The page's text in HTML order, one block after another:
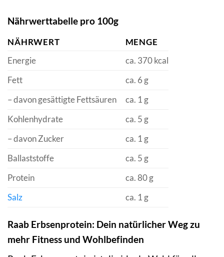
Nährwerttabelle pro 100g
NÄHRWERT
MENGE
Energie
ca. 370 kcal
Fett
ca. 6 g
– davon gesättigte Fettsäuren
ca. 1 g
Kohlenhydrate
ca. 5 g
– davon Zucker
ca. 1 g
Ballaststoffe
ca. 5 g
Protein
ca. 80 g
Salz
ca. 1 g
Raab Erbsenprotein: Dein natürlicher Weg zu
mehr Fitness und Wohlbefinden